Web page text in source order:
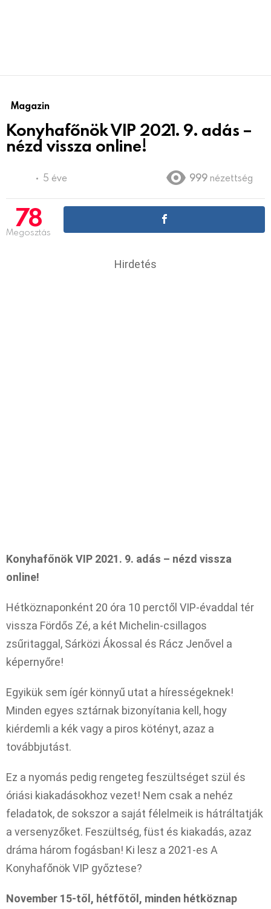
Magazin
Konyhafőnök VIP 2021. 9. adás –
nézd vissza online!
5 éve 999 nézettség
78
Megosztás
Hirdetés
Konyhafőnök VIP 2021. 9. adás – nézd vissza
online!
Hétköznaponként 20 óra 10 perctől VIP-évaddal tér
vissza Fördős Zé, a két Michelin-csillagos
zsűritaggal, Sárközi Ákossal és Rácz Jenővel a
képernyőre!
Egyikük sem ígér könnyű utat a hírességeknek!
Minden egyes sztárnak bizonyítania kell, hogy
kiérdemli a kék vagy a piros kötényt, azaz a
továbbjutást.
Ez a nyomás pedig rengeteg feszültséget szül és
óriási kiakadásokhoz vezet! Nem csak a nehéz
feladatok, de sokszor a saját félelmeik is hátráltatják
a versenyzőket. Feszültség, füst és kiakadás, azaz
dráma három fogásban! Ki lesz a 2021-es A
Konyhafőnök VIP győztese?
November 15-től, hétfőtől, minden hétköznap